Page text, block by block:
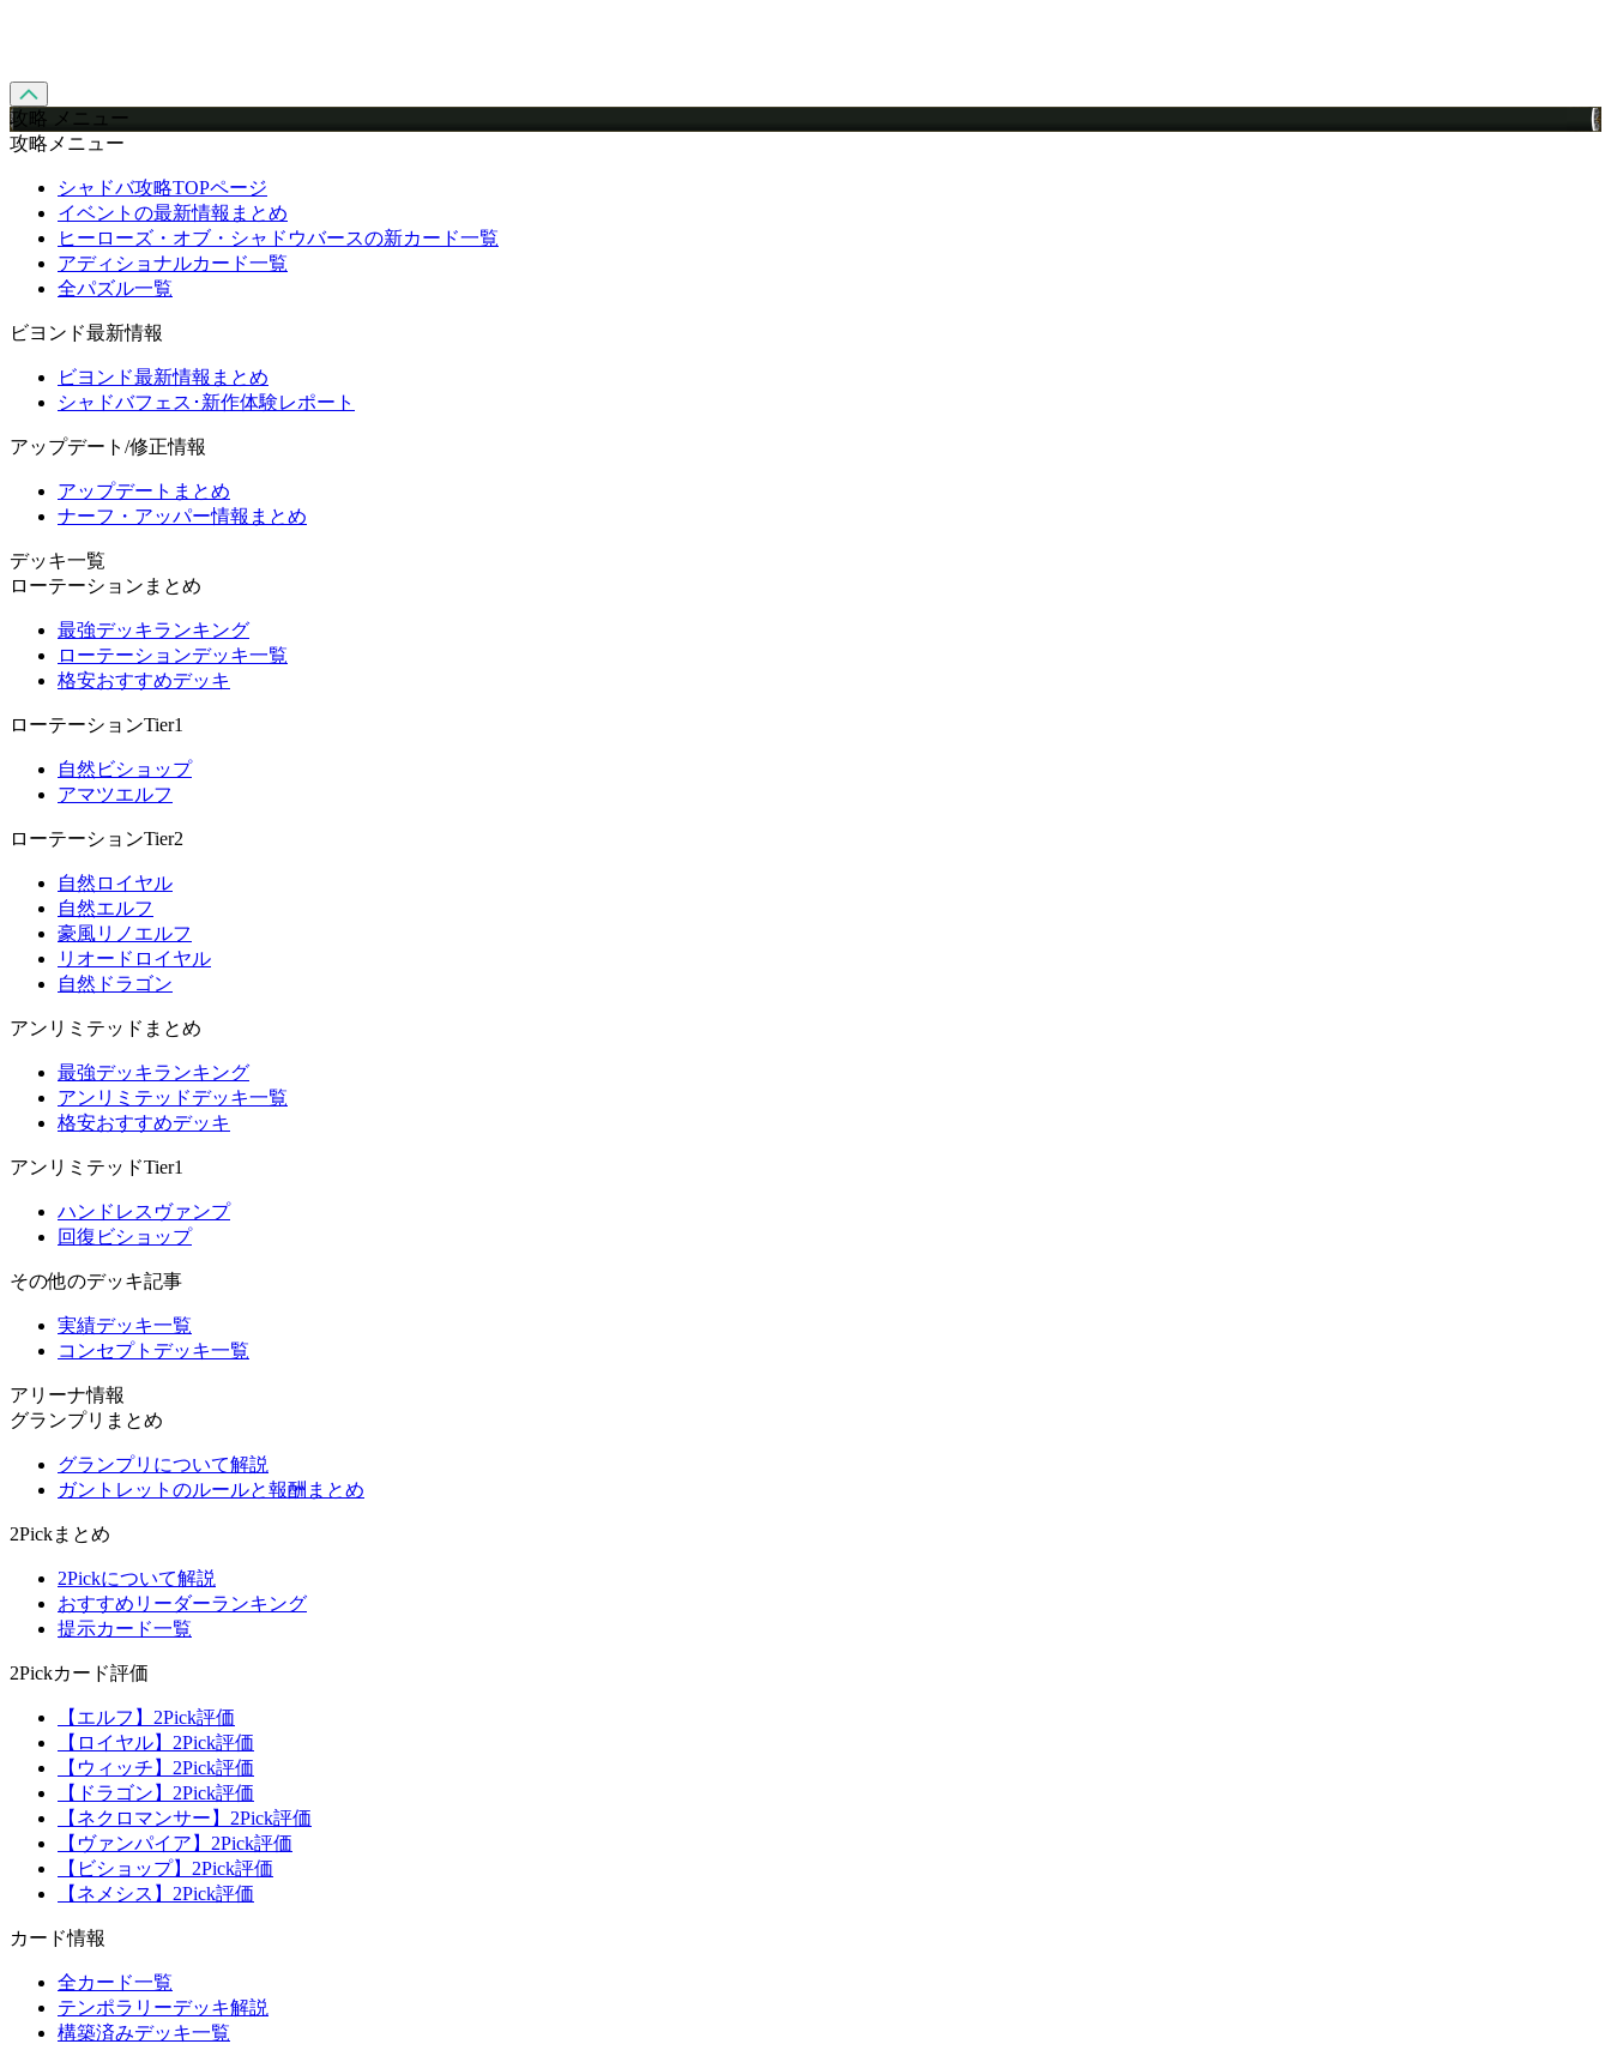
攻略 メニュー
攻略メニュー
シャドバ攻略TOPページ
イベントの最新情報まとめ
ヒーローズ・オブ・シャドウバースの新カード一覧
アディショナルカード一覧
全パズル一覧
ビヨンド最新情報
ビヨンド最新情報まとめ
シャドバフェス･新作体験レポート
アップデート/修正情報
アップデートまとめ
ナーフ・アッパー情報まとめ
デッキ一覧
ローテーションまとめ
最強デッキランキング
ローテーションデッキ一覧
格安おすすめデッキ
ローテーションTier1
自然ビショップ
アマツエルフ
ローテーションTier2
自然ロイヤル
自然エルフ
豪風リノエルフ
リオードロイヤル
自然ドラゴン
アンリミテッドまとめ
最強デッキランキング
アンリミテッドデッキ一覧
格安おすすめデッキ
アンリミテッドTier1
ハンドレスヴァンプ
回復ビショップ
その他のデッキ記事
実績デッキ一覧
コンセプトデッキ一覧
アリーナ情報
グランプリまとめ
グランプリについて解説
ガントレットのルールと報酬まとめ
2Pickまとめ
2Pickについて解説
おすすめリーダーランキング
提示カード一覧
2Pickカード評価
【エルフ】2Pick評価
【ロイヤル】2Pick評価
【ウィッチ】2Pick評価
【ドラゴン】2Pick評価
【ネクロマンサー】2Pick評価
【ヴァンパイア】2Pick評価
【ビショップ】2Pick評価
【ネメシス】2Pick評価
カード情報
全カード一覧
テンポラリーデッキ解説
構築済みデッキ一覧